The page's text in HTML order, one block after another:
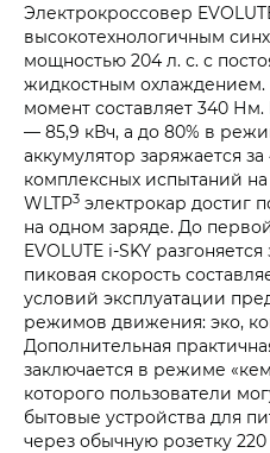
Электрокроссовер
высокотехнологичным
мощностью 204 л. с. с
жидкостным
момент составляет 340 Нм.
— 85,9 кВч, а до 80% в
аккумулятор заряжается
комплексных испытаний
WLTP3 электрокар достиг
на одном заряде. До
EVOLUTE i‑SKY
пиковая скорость
условий эксплуатации
режимов движения: эко,
Дополнительная
заключается в режиме
которого пользователи
бытовые устройства для
через обычную розетку 220